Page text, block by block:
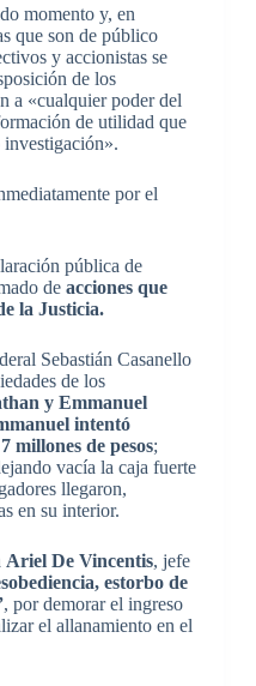
momento y, en
que son de público
y accionistas se
de los
a «cualquier poder del
de utilidad que
investigación».
por el
pública de
de acciones que
la Justicia.
Sebastián Casanello
de los
y Emmanuel
intentó
millones de pesos;
vacía la caja fuerte
llegaron,
en su interior.
Ariel De Vincentis, jefe
estorbo de
, por demorar el ingreso
el allanamiento en el